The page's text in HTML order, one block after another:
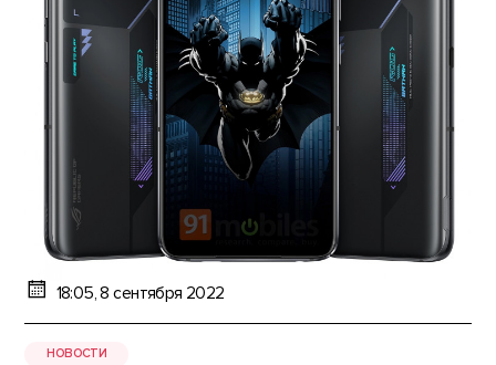
18:05, 8 сентября 2022
НОВОСТИ